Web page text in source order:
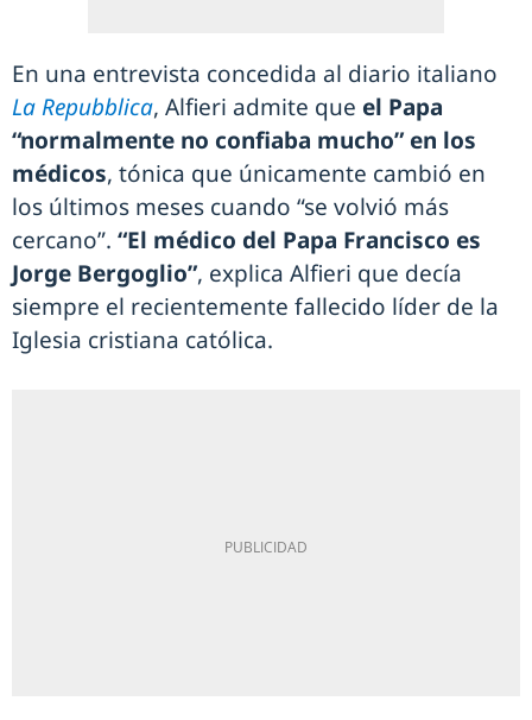
En una entrevista concedida al diario italiano
La Repubblica, Alfieri admite que el Papa
“normalmente no confiaba mucho” en los
médicos, tónica que únicamente cambió en
los últimos meses cuando “se volvió más
cercano”. “El médico del Papa Francisco es
Jorge Bergoglio”, explica Alfieri que decía
siempre el recientemente fallecido líder de la
Iglesia cristiana católica.